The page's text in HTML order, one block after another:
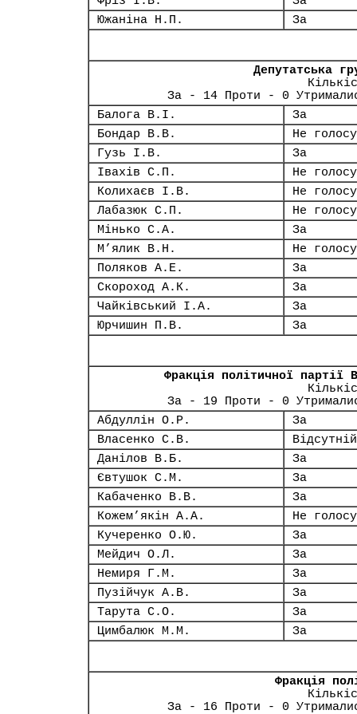
Южаніна Н.П.
За
Депутатська
За - 14 Проти - 0
Балога В.І.
За
Бондар В.В.
Не
Гузь І.В.
За
Івахів С.П.
Не
Колихаєв І.В.
Не
Лабазюк С.П.
Не
Мінько С.А.
За
М’ялик В.Н.
Не
Поляков А.Е.
За
Скороход А.К.
За
Чайківський І.А.
За
Юрчишин П.В.
За
Фракція політичної партії
За - 19 Проти - 0
Абдуллін О.Р.
За
Власенко С.В.
Відсутній
Данілов В.Б.
За
Євтушок С.М.
За
Кабаченко В.В.
За
Кожем’якін А.А.
Не
Кучеренко О.Ю.
За
Мейдич О.Л.
За
Немиря Г.М.
За
Пузійчук А.В.
За
Тарута С.О.
За
Цимбалюк М.М.
За
Фракція
За - 16 Проти - 0